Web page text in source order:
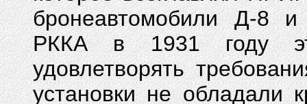
бронеавтомобили Д-8
РККА в 1931 году
удовлетворять
установки не обладали